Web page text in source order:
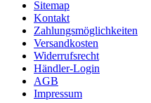
Sitemap
Kontakt
Zahlungsmöglichkeiten
Versandkosten
Widerrufsrecht
Händler-Login
AGB
Impressum